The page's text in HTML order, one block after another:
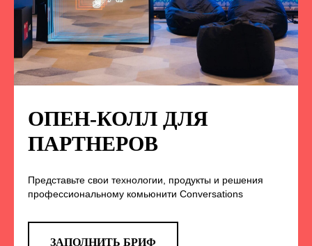
ОПЕН-КОЛЛ ДЛЯ
ПАРТНЕРОВ
Представьте свои технологии, продукты и решения
профессиональному комьюнити Conversations
ЗАПОЛНИТЬ БРИФ
НА НАС В СОЦСЕТЯХ
TELEGRAM
новости конференции